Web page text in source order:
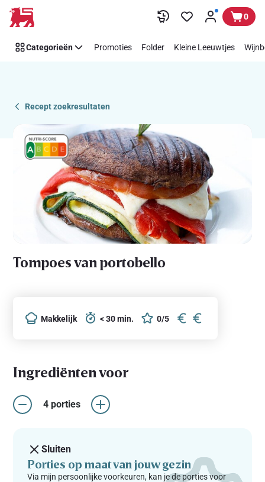
Overslaan
Recipe
Details
0
Categorieën Promoties Folder Kleine Leeuwtjes
Recept zoekresultaten
Tompoes van portobello
Makkelijk < 30 min. 0/5
Ingrediënten voor
4 porties
Sluiten
Porties op maat van jouw gezin
Via mijn persoonlijke voorkeuren, kan je de porties voor